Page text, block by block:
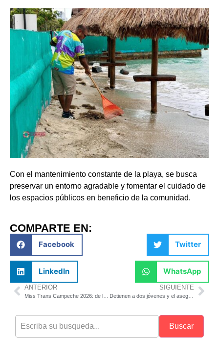
Con el mantenimiento constante de la playa, se busca
preservar un entorno agradable y fomentar el cuidado de
los espacios públicos en beneficio de la comunidad.
COMPARTE EN:
Facebook Twitter
LinkedIn WhatsApp
ANTERIOR SIGUIENTE
Detienen a dos jóvenes y el aseguramiento de un tractocamión
Buscar